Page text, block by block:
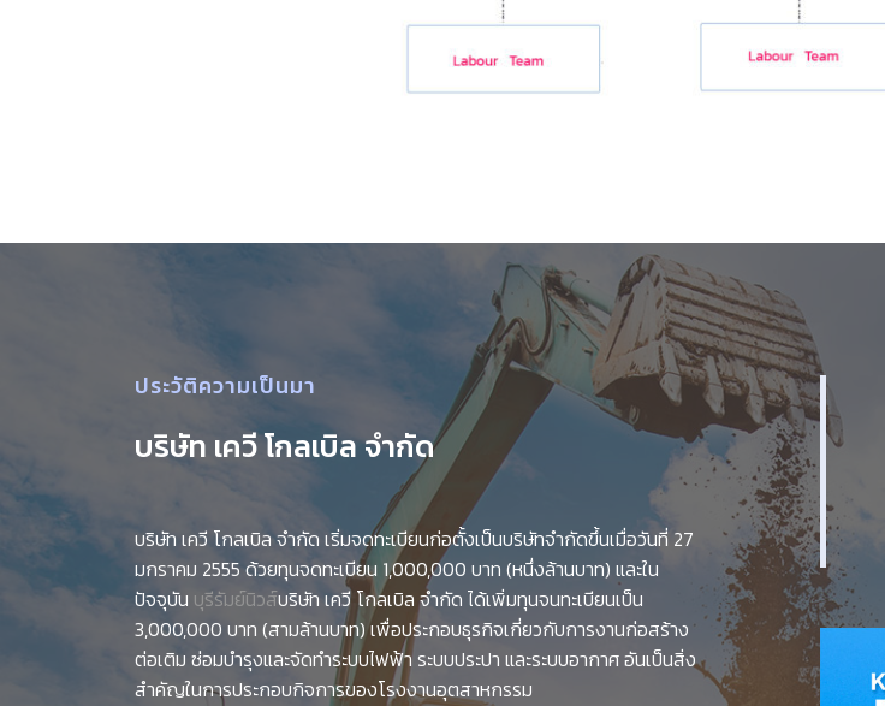
ประวัติความเป็นมา
บริษัท เควี โกลเบิล จำกัด
บริษัท เควี โกลเบิล จำกัด เริ่มจดทะเบียนก่อตั้งเป็นบริษัทจำกัดขึ้นเมื่อวันที่ 27
มกราคม 2555 ด้วยทุนจดทะเบียน 1,000,000 บาท (หนึ่งล้านบาท) และใน
ปัจจุบัน บุรีรัมย์นิวส์บริษัท เควี โกลเบิล จำกัด ได้เพิ่มทุนจนทะเบียนเป็น
3,000,000 บาท (สามล้านบาท) เพื่อประกอบธุรกิจเกี่ยวกับการงานก่อสร้าง
ต่อเติม ซ่อมบำรุงและจัดทำระบบไฟฟ้า ระบบประปา และระบบอากาศ อันเป็นสิ่ง
สำคัญในการประกอบกิจการของโรงงานอุตสาหกรรม